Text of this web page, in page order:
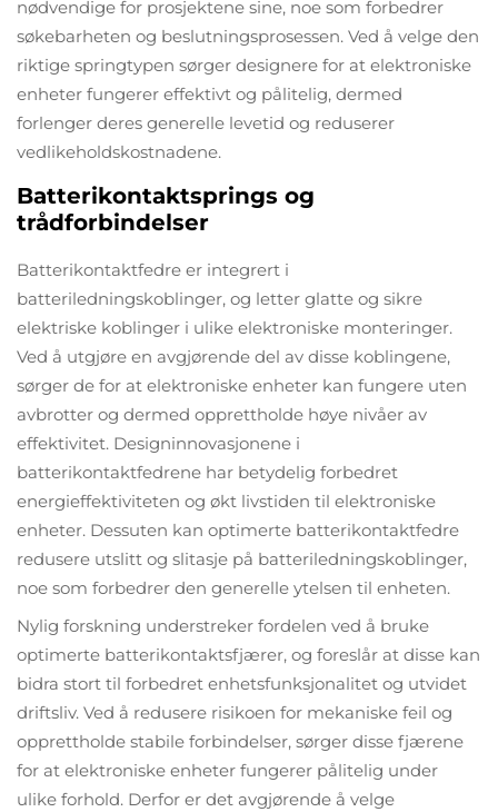
nødvendige for prosjektene sine, noe som forbedrer
søkebarheten og beslutningsprosessen. Ved å velge den
riktige springtypen sørger designere for at elektroniske
enheter fungerer effektivt og pålitelig, dermed
forlenger deres generelle levetid og reduserer
vedlikeholdskostnadene.
Batterikontaktsprings og
trådforbindelser
Batterikontaktfedre er integrert i
batteriledningskoblinger, og letter glatte og sikre
elektriske koblinger i ulike elektroniske monteringer.
Ved å utgjøre en avgjørende del av disse koblingene,
sørger de for at elektroniske enheter kan fungere uten
avbrotter og dermed opprettholde høye nivåer av
effektivitet. Designinnovasjonene i
batterikontaktfedrene har betydelig forbedret
energieffektiviteten og økt livstiden til elektroniske
enheter. Dessuten kan optimerte batterikontaktfedre
redusere utslitt og slitasje på batteriledningskoblinger,
noe som forbedrer den generelle ytelsen til enheten.
Nylig forskning understreker fordelen ved å bruke
optimerte batterikontaktsfjærer, og foreslår at disse kan
bidra stort til forbedret enhetsfunksjonalitet og utvidet
driftsliv. Ved å redusere risikoen for mekaniske feil og
opprettholde stabile forbindelser, sørger disse fjærene
for at elektroniske enheter fungerer pålitelig under
ulike forhold. Derfor er det avgjørende å velge